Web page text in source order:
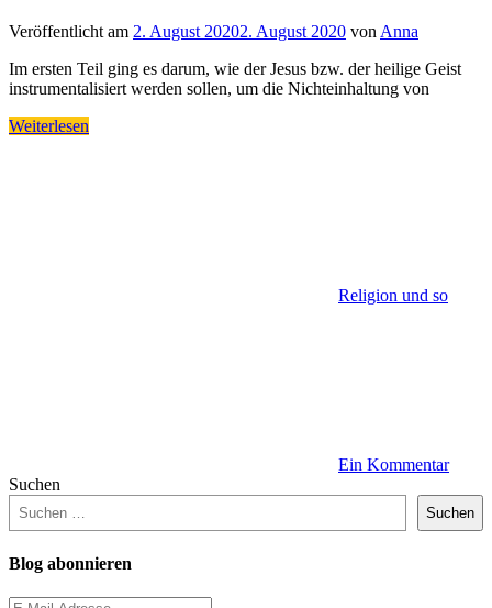
Veröffentlicht am 2. August 20202. August 2020 von Anna
Im ersten Teil ging es darum, wie der Jesus bzw. der heilige Geist
instrumentalisiert werden sollen, um die Nichteinhaltung von
Weiterlesen
Religion und so
Ein Kommentar
Suchen
Suchen
Blog abonnieren